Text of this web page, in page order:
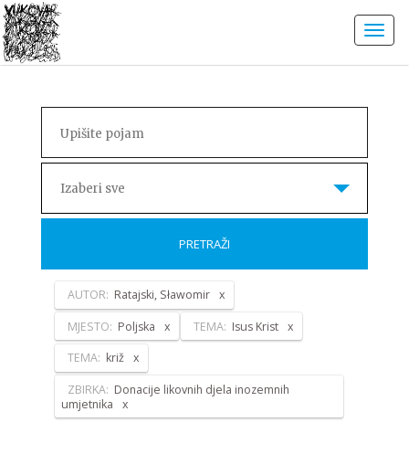
Izaberi sve
PRETRAŽI
AUTOR: Ratajski, Sławomir
MJESTO: Poljska TEMA: Isus Krist
TEMA: križ
ZBIRKA: Donacije likovnih djela inozemnih
umjetnika